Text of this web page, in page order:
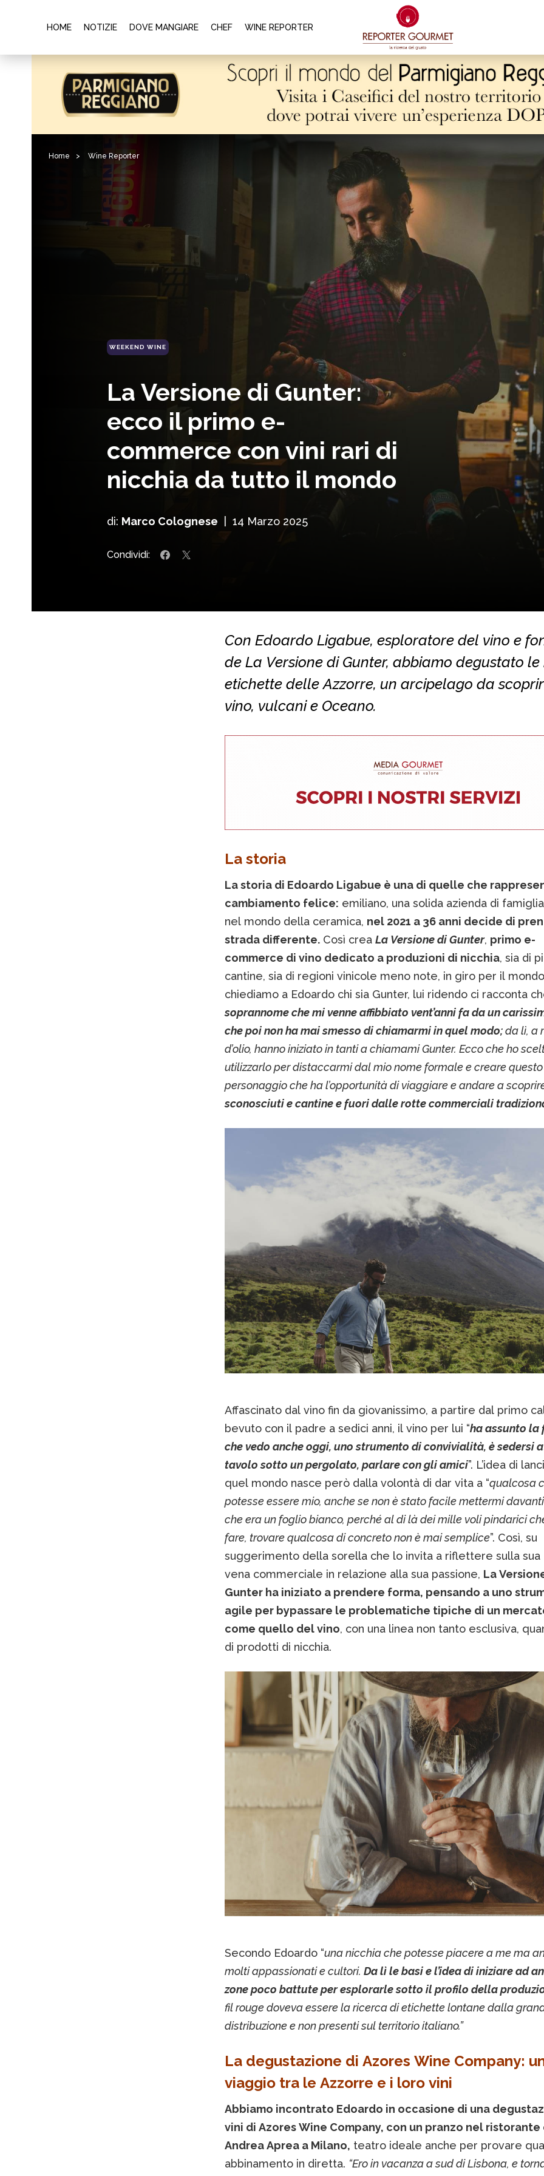
HOME NOTIZIE DOVE MANGIARE CHEF WINE REPORTER
Home > Wine Reporter
WEEKEND WINE
La Versione di Gunter:
ecco il primo e-
commerce con vini rari di
nicchia da tutto il mondo
di: Marco Colognese 14 Marzo 2025
Condividi:
Con Edoardo Ligabue, esploratore del vino e
de La Versione di Gunter, abbiamo degustato
etichette delle Azzorre, un arcipelago da
vino, vulcani e Oceano.
La storia
La storia di Edoardo Ligabue è una di quelle che
cambiamento felice: emiliano, una solida azienda di
nel mondo della ceramica, nel 2021 a 36 anni decide di
strada differente.Così crea La Versione di Gunter, primo e-
commerce di vino dedicato a produzioni di nicchia, sia di
cantine, sia di regioni vinicole meno note, in giro per il
chiediamo a Edoardo chi sia Gunter, lui ridendo ci racconta
soprannome che mi venne affibbiato vent’anni fa da un
che poi non ha mai smesso di chiamarmi in quel modo;da lì, a
d’olio, hanno iniziato in tanti a chiamami Gunter. Ecco che ho
utilizzarlo per distaccarmi dal mio nome formale e creare questo
personaggio che ha l’opportunità di viaggiare e andare a
sconosciuti e cantine e fuori dalle rotte commerciali
Affascinato dal vino fin da giovanissimo, a partire dal primo
bevuto con il padre a sedici anni, il vino per lui “ha assunto la
che vedo anche oggi, uno strumento di convivialità, è sedersi
tavolo sotto un pergolato, parlare con gli amici”. L’idea di
quel mondo nasce però dalla volontà di dar vita a “qualcosa
potesse essere mio, anche se non è stato facile mettermi
che era un foglio bianco, perché al di là dei mille voli pindarici
fare, trovare qualcosa di concreto non è mai semplice”. Così, su
suggerimento della sorella che lo invita a riflettere sulla sua
vena commerciale in relazione alla sua passione, La
Gunter ha iniziato a prendere forma, pensando a uno
agile per bypassare le problematiche tipiche di un
come quello del vino, con una linea non tanto esclusiva,
di prodotti di nicchia.
Secondo Edoardo “una nicchia che potesse piacere a me ma
molti appassionati e cultori. Da lì le basi e l’idea di iniziare ad
zone poco battute per esplorarle sotto il profilo della
fil rouge doveva essere la ricerca di etichette lontane dalla
distribuzione e non presenti sul territorio italiano.”
La degustazione di Azores Wine Company:
viaggio tra le Azzorre e i loro vini
Abbiamo incontrato Edoardo in occasione di una
vini di Azores Wine Company, con un pranzo nel ristorante
Andrea Aprea a Milano, teatro ideale anche per provare
abbinamento in diretta. “Ero in vacanza a sud di Lisbona, e